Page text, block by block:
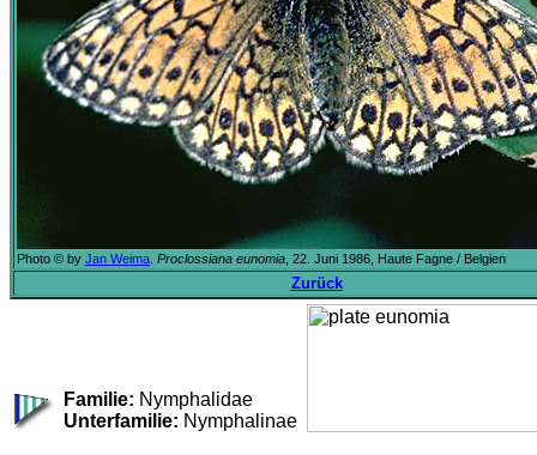
Photo © by Jan Weima Proclossiana eunomia , 22. Juni 1986, Haute Fagne / Belgien
Zurück
Familie: Nymphalidae
Unterfamilie: Nymphalinae